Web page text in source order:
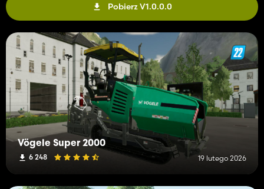
Pobierz V1.0.0.0
Vögele Super 2000
6 248 19 lutego 2026